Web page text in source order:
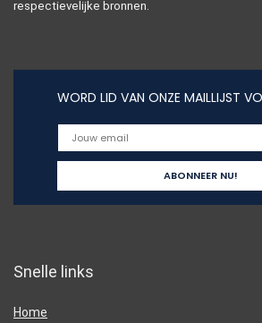
respectievelijke bronnen.
WORD LID VAN ONZE MAILLIJST
Snelle links
Home